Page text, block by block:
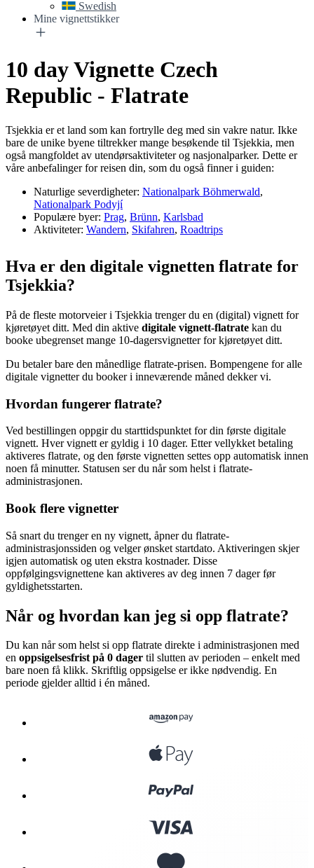
Swedish
Mine vignettstikker
10 day Vignette Czech
Republic - Flatrate
Tsjekkia er et land som kan fortrylle deg med sin vakre natur. Ikke
bare de unike byene tiltrekker mange besøkende til Tsjekkia, men
også mangfoldet av utendørsaktiviteter og nasjonalparker. Dette er
våre anbefalinger for reisen din, som du også finner i guiden:
Naturlige severdigheter: Nationalpark Böhmerwald,
Nationalpark Podyjí
Populære byer: Prag, Brünn, Karlsbad
Aktiviteter: Wandern, Skifahren, Roadtrips
Hva er den digitale vignetten flatrate for
Tsjekkia?
På de fleste motorveier i Tsjekkia trenger du en (digital) vignett for
kjøretøyet ditt. Med din aktive digitale vignett-flatrate kan du
booke ubegrenset mange 10-dagersvignetter for kjøretøyet ditt.
Du betaler bare den månedlige flatrate-prisen. Bompengene for alle
digitale vignetter du booker i inneværende måned dekker vi.
Hvordan fungerer flatrate?
Ved bestillingen oppgir du starttidspunktet for din første digitale
vignett. Hver vignett er gyldig i 10 dager. Etter vellykket betaling
aktiveres flatrate, og den første vignetten settes opp automatisk innen
noen få minutter. Statusen ser du når som helst i flatrate-
administrasjonen.
Book flere vignetter
Så snart du trenger en ny vignett, åpner du flatrate-
administrasjonssiden og velger ønsket startdato. Aktiveringen skjer
igjen automatisk og uten ekstra kostnader. Disse
oppfølgingsvignettene kan aktiveres av deg innen 7 dager før
gyldighetsstarten.
Når og hvordan kan jeg si opp flatrate?
Du kan når som helst si opp flatrate direkte i administrasjonen med
en oppsigelsesfrist på 0 dager til slutten av perioden – enkelt med
bare noen få klikk. Skriftlig oppsigelse er ikke nødvendig. En
periode gjelder alltid i én måned.